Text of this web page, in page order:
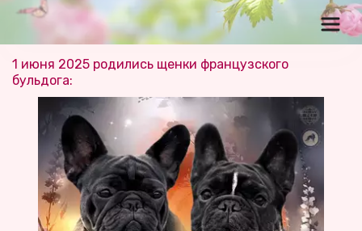
1 июня 2025 родились щенки французского
бульдога: